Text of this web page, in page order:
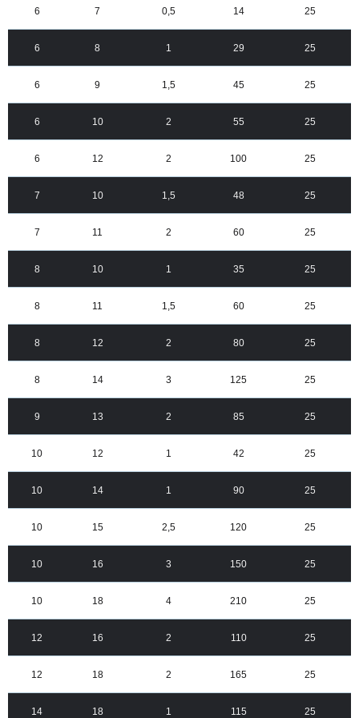
6 7 0,5 14 25
6 8 1 29 25
6 9 1,5 45 25
6 10 2 55 25
6 12 2 100 25
7 10 1,5 48 25
7 11 2 60 25
8 10 1 35 25
8 11 1,5 60 25
8 12 2 80 25
8 14 3 125 25
9 13 2 85 25
10 12 1 42 25
10 14 1 90 25
10 15 2,5 120 25
10 16 3 150 25
10 18 4 210 25
12 16 2 110 25
12 18 2 165 25
14 18 1 115 25